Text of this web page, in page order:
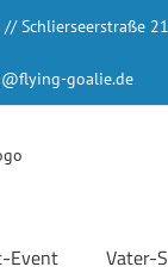
// Schlierseerstraße
goalie.de
Event Vater-